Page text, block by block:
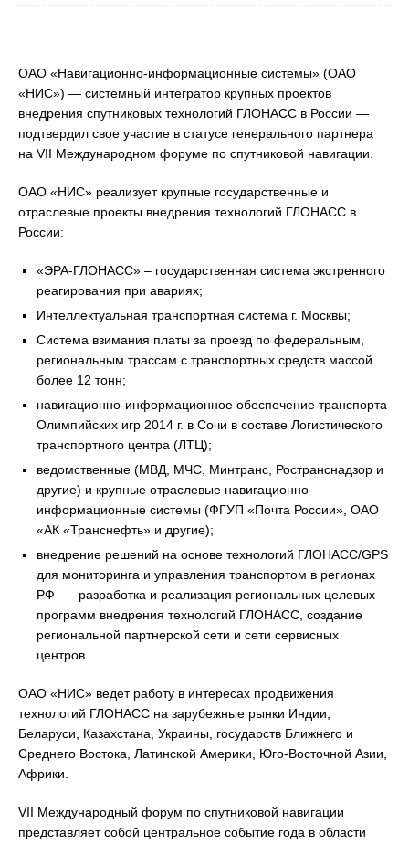
ОАО «Навигационно-информационные системы» (ОАО
«НИС») — системный интегратор крупных проектов
внедрения спутниковых технологий ГЛОНАСС в России —
подтвердил свое участие в статусе генерального партнера
на VII Международном форуме по спутниковой навигации.
ОАО «НИС» реализует крупные государственные и
отраслевые проекты внедрения технологий ГЛОНАСС в
России:
«ЭРА-ГЛОНАСС» – государственная система экстренного
реагирования при авариях;
Интеллектуальная транспортная система г. Москвы;
Система взимания платы за проезд по федеральным,
региональным трассам с транспортных средств массой
более 12 тонн;
навигационно-информационное обеспечение транспорта
Олимпийских игр 2014 г. в Сочи в составе Логистического
транспортного центра (ЛТЦ);
ведомственные (МВД, МЧС, Минтранс, Ространснадзор и
другие) и крупные отраслевые навигационно-
информационные системы (ФГУП «Почта России», ОАО
«АК «Транснефть» и другие);
внедрение решений на основе технологий ГЛОНАСС/GPS
для мониторинга и управления транспортом в регионах
РФ — разработка и реализация региональных целевых
программ внедрения технологий ГЛОНАСС, создание
региональной партнерской сети и сети сервисных
центров.
ОАО «НИС» ведет работу в интересах продвижения
технологий ГЛОНАСС на зарубежные рынки Индии,
Беларуси, Казахстана, Украины, государств Ближнего и
Среднего Востока, Латинской Америки, Юго-Восточной Азии,
Африки.
VII Международный форум по спутниковой навигации
представляет собой центральное событие года в области